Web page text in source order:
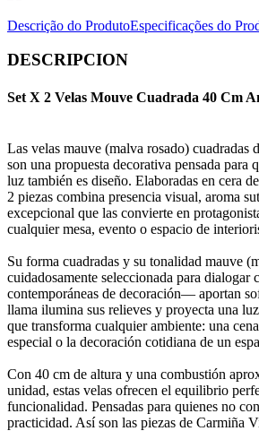
Descrição do ProdutoEspecificações do
DESCRIPCION
Set X 2 Velas Mouve Cuadrada 40 Cm
Las velas mauve (malva rosado) cuadradas
son una propuesta decorativa pensada para
luz también es diseño. Elaboradas en cera
2 piezas combina presencia visual, aroma
excepcional que las convierte en
cualquier mesa, evento o espacio de
Su forma cuadradas y su tonalidad mauve
cuidadosamente seleccionada para dialogar
contemporáneas de decoración— aportan
llama ilumina sus relieves y proyecta una
que transforma cualquier ambiente: una
especial o la decoración cotidiana de un
Con 40 cm de altura y una combustión
unidad, estas velas ofrecen el equilibrio
funcionalidad. Pensadas para quienes no
practicidad. Así son las piezas de Carmiña